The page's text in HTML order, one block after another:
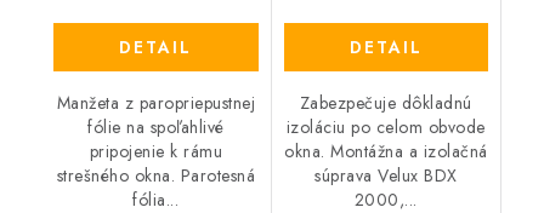
DETAIL
Manžeta z paropriepustnej
fólie na spoľahlivé
pripojenie k rámu
strešného okna. Parotesná
fólia...
DETAIL
Zabezpečuje dôkladnú
izoláciu po celom obvode
okna. Montážna a izolačná
súprava Velux BDX
2000,...